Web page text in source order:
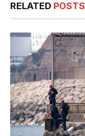
RELATED POSTS